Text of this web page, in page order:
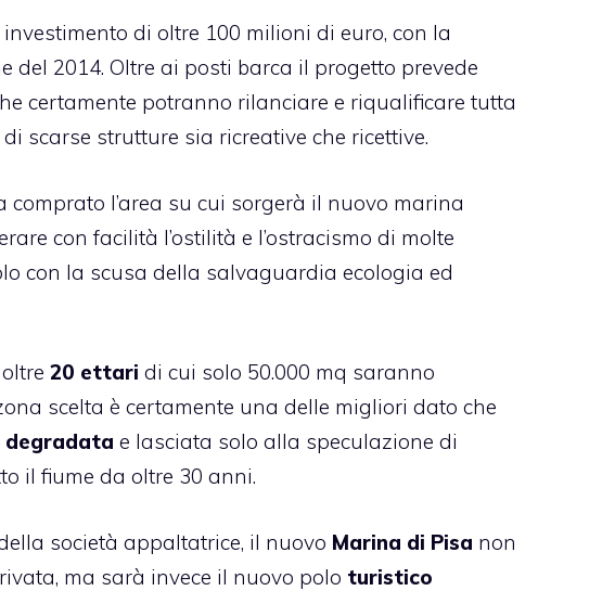
di oltre 100 milioni di euro, con la
del 2014. Oltre ai posti barca il progetto prevede
certamente potranno rilanciare e riqualificare tutta
scarse strutture sia ricreative che ricettive.
comprato l’area su cui sorgerà il nuovo marina
con facilità l’ostilità e l’ostracismo di molte
con la scusa della salvaguardia ecologia ed
20 ettari di cui solo 50.000 mq saranno
scelta è certamente una delle migliori dato che
degradata e lasciata solo alla speculazione di
il fiume da oltre 30 anni.
società appaltatrice, il nuovo Marina di Pisa non
ma sarà invece il nuovo polo turistico